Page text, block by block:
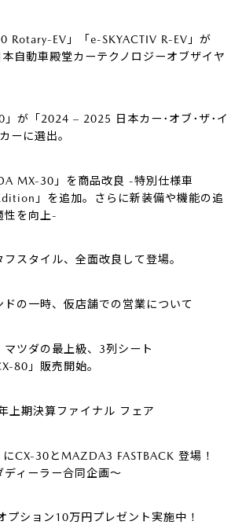
Rotary-EV」「e-SKYACTIV R-EV」が
自動車殿堂カーテクノロジーオブザイヤ
」が「2024 – 2025 日本カー･オブ･ザ･イ
ーに選出。
MX-30」を商品改良 -特別仕様車
」を追加。さらに新装備や機能の追
性を向上-
スタイル、全面改良して登場。
ドの一時、仮店舗での営業について
ツダの最上級、3列シート
80」販売開始。
上期決算ファイナル フェア
にCX-30とMAZDA3 FASTBACK 登場！
ィーラー合同企画～
プション10万円プレゼント実施中！